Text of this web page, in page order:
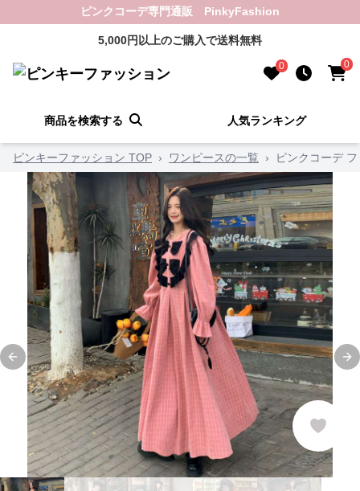
ピンクコーデ専門通販 PinkyFashion
5,000円以上のご購入で送料無料
0 0
商品を検索する 人気ランキング
ピンキーファッション TOP › ワンピースの一覧 › ピンクコーデ
Previous slide